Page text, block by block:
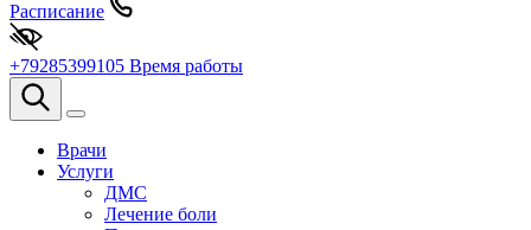
Расписание
+79285399105 Время работы
Врачи
Услуги
ДМС
Лечение боли